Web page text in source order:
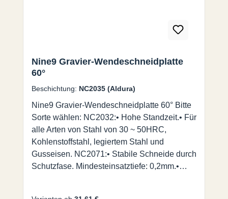
Nine9 Gravier-Wendeschneidplatte
60°
Beschichtung: NC2035 (Aldura)
Nine9 Gravier-Wendeschneidplatte 60° Bitte
Sorte wählen: NC2032:• Hohe Standzeit.• Für
alle Arten von Stahl von 30 ~ 50HRC,
Kohlenstoffstahl, legiertem Stahl und
Gusseisen. NC2071:• Stabile Schneide durch
Schutzfase. Mindesteinsatztiefe: 0,2mm.•